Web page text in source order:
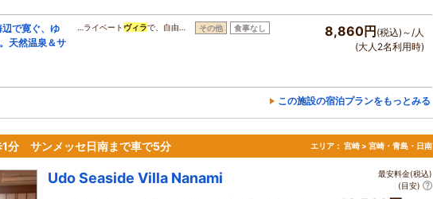
辺で寛ぐ、ゆ
天然温泉＆サ
…ライベート ヴィラで、自由… その他 食事なし 8,860円 (税込)～/人
(大人2名利用時)
この施設の宿泊プランをもっとみる
1分 サンメッセ日南まで車で5分 エリア： 宮崎 > 宮崎・青島・日南
Udo Seaside Villa Nanami
最安料金(税込)
(目安)